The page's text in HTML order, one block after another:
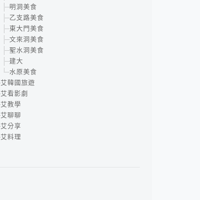
明洞美食
乙支路美食
東大門美食
文來洞美食
聖水洞美食
建大
水原美食
艾韓國旅遊
艾看影劇
艾教學
艾聊聊
艾分享
艾料理